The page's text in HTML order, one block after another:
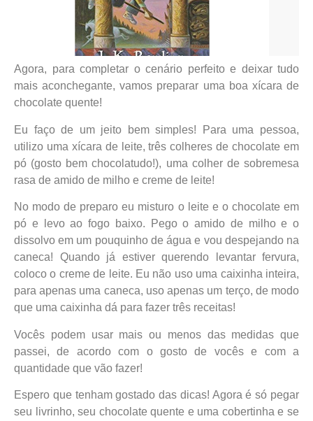
Agora, para completar o cenário perfeito e deixar tudo
mais aconchegante, vamos preparar uma boa xícara de
chocolate quente!
Eu faço de um jeito bem simples! Para uma pessoa,
utilizo uma xícara de leite, três colheres de chocolate em
pó (gosto bem chocolatudo!), uma colher de sobremesa
rasa de amido de milho e creme de leite!
No modo de preparo eu misturo o leite e o chocolate em
pó e levo ao fogo baixo. Pego o amido de milho e o
dissolvo em um pouquinho de água e vou despejando na
caneca! Quando já estiver querendo levantar fervura,
coloco o creme de leite. Eu não uso uma caixinha inteira,
para apenas uma caneca, uso apenas um terço, de modo
que uma caixinha dá para fazer três receitas!
Vocês podem usar mais ou menos das medidas que
passei, de acordo com o gosto de vocês e com a
quantidade que vão fazer!
Espero que tenham gostado das dicas! Agora é só pegar
seu livrinho, seu chocolate quente e uma cobertinha e se